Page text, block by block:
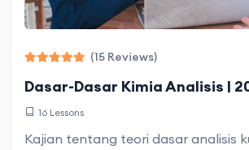
(15 Reviews)
Dasar-Dasar Kimia Analisis |
16 Lessons